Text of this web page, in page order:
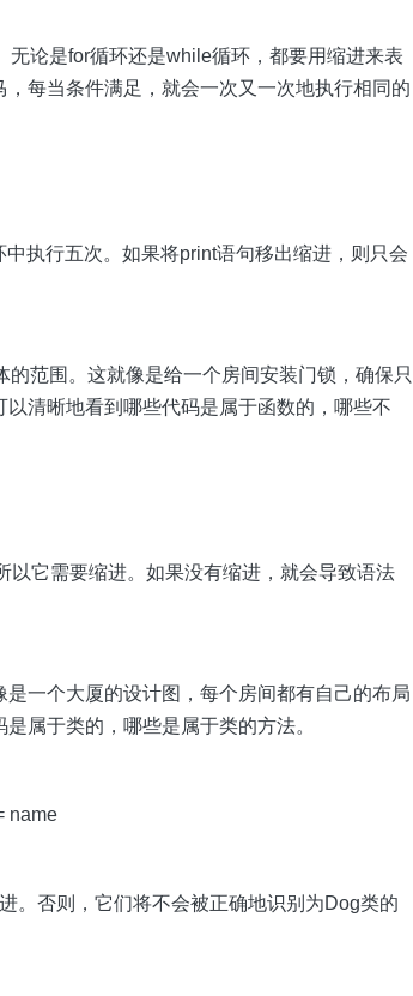
论是for循环还是while循环，都要用缩进来表
每当条件满足，就会一次又一次地执行相同的
执行五次。如果将print语句移出缩进，则只会
范围。这就像是给一个房间安装门锁，确保只
清晰地看到哪些代码是属于函数的，哪些不
它需要缩进。如果没有缩进，就会导致语法
一个大厦的设计图，每个房间都有自己的布局
属于类的，哪些是属于类的方法。
name
。否则，它们将不会被正确地识别为Dog类的